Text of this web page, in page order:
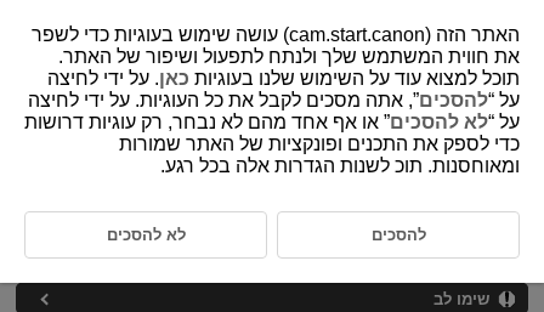
D250-014
הכנסה/הסרה של כרטיסים
הכנסה
הסרה
שימו לב
האתר הזה (cam.start.canon) עושה שימוש בעוגיות כדי לשפר
את חווית המשתמש שלך ולנתח לתפעול ושיפור של האתר.
תוכל למצוא עוד על השימוש שלנו בעוגיות כאן. על ידי לחיצה
על “להסכים”, אתה מסכים לקבל את כל העוגיות. על ידי לחיצה
על “לא להסכים” או אף אחד מהם לא נבחר, רק עוגיות דרושות
כדי לספק את התכנים ופונקציות של האתר שמורות
ומאוחסנות. תוכ לשנות הגדרות אלה בכל רגע.
להסכים לא להסכים